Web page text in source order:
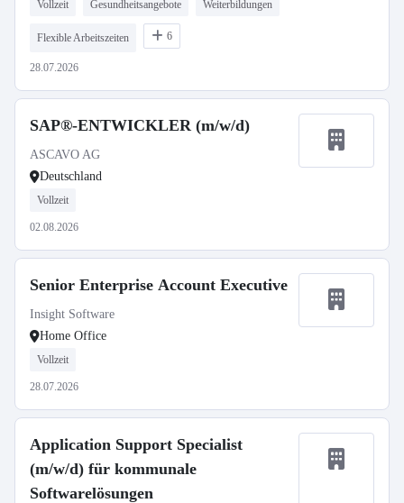
Vollzeit Gesundheitsangebote Weiterbildungen
Flexible Arbeitszeiten 6
28.07.2026
SAP®-ENTWICKLER (m/w/d)
ASCAVO AG
Deutschland
Vollzeit
02.08.2026
Senior Enterprise Account Executive
Insight Software
Home Office
Vollzeit
28.07.2026
Application Support Specialist
(m/w/d) für kommunale
Softwarelösungen